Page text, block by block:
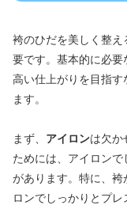
袴のひだを美しく整
要です。基本的に必
高い仕上がりを目指す
ます。
まず、 アイロンは欠か
ためには、アイロン
があります。特に、袴
ロンでしっかりとプ